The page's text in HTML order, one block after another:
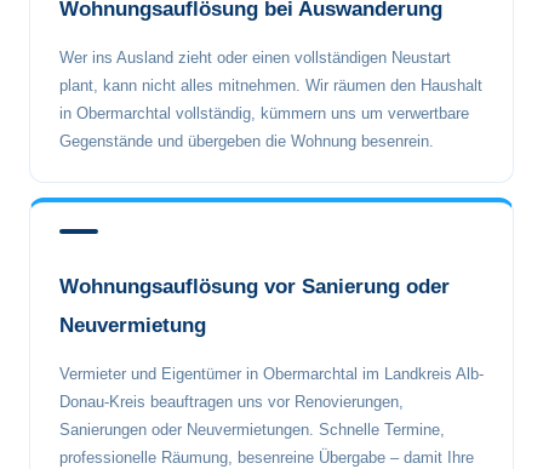
Wohnungsauflösung bei Auswanderung
Wer ins Ausland zieht oder einen vollständigen Neustart
plant, kann nicht alles mitnehmen. Wir räumen den Haushalt
in Obermarchtal vollständig, kümmern uns um verwertbare
Gegenstände und übergeben die Wohnung besenrein.
Wohnungsauflösung vor Sanierung oder
Neuvermietung
Vermieter und Eigentümer in Obermarchtal im Landkreis Alb-
Donau-Kreis beauftragen uns vor Renovierungen,
Sanierungen oder Neuvermietungen. Schnelle Termine,
professionelle Räumung, besenreine Übergabe – damit Ihre